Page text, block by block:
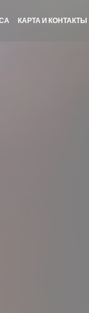
КАРТА И КОНТАКТЫ